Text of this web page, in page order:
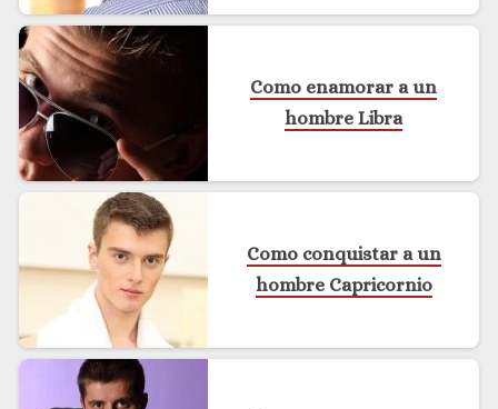
Como enamorar a un
hombre Libra
Como conquistar a un
hombre Capricornio